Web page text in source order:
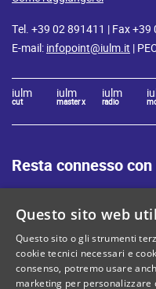
Tel. +39 02 891411 | Fax
E-mail: infopoint@iulm.it |
iulm
cut
iulm
master x
iulm
radio
Resta connesso
Mappa del sito
Questo sito web
Questo sito o gli strumenti
cookie tecnici necessari e
consenso, potremo usare
marketing per personalizzare